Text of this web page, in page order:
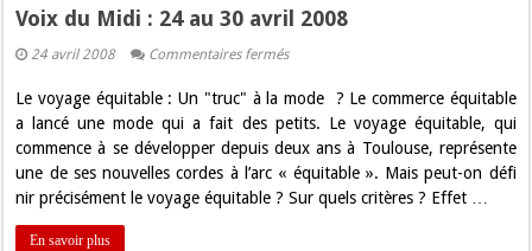
Voix du Midi : 24 au 30 avril 2008
24 avril 2008 Commentaires ferméssur
Midi
:
au
30
avril
2008
Le voyage équitable : Un "truc" à la mode ? Le commerce équitable
a lancé une mode qui a fait des petits. Le voyage équitable, qui
commence à se développer depuis deux ans à Toulouse, représente
une de ses nouvelles cordes à l’arc « équitable ». Mais peut-on défi
nir précisément le voyage équitable ? Sur quels critères ? Effet …
En savoir plus